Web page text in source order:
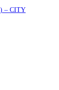
– CITY